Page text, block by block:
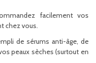
facilement vos
chez vous.
de sérums anti-âge, de
peaux sèches (surtout en